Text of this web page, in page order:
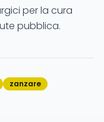
per la cura
pubblica.
zanzare